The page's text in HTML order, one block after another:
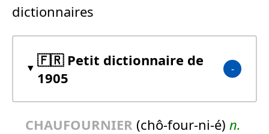
dictionnaires
🇫🇷 Petit dictionnaire de
1905
CHAUFOURNIER (chô-four-ni-é) n.